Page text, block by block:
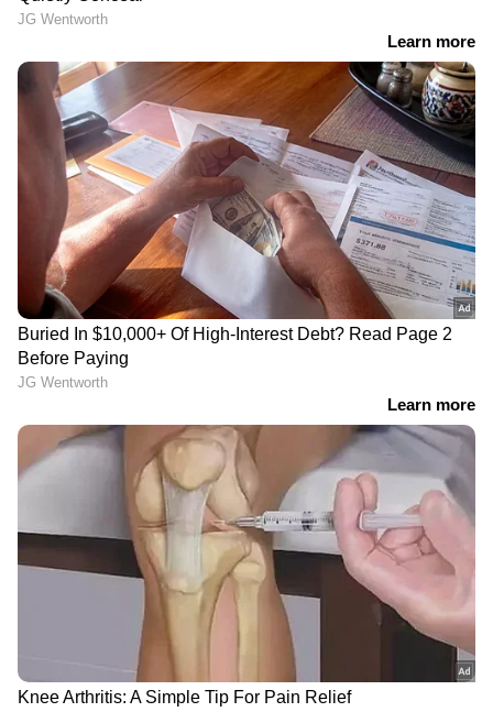
50 എംപി പ്രധാന ക്യാമറ, 12 എംപി ആള്‍ട്രാ-
വൈഡ്-ആംഗിള്‍ ലെന്‍സ്, 5.5x ഒപ്റ്റിക്കല്‍
സൂമോടെ 12 എംപി ടെലിഫോട്ടോ ലെന്‍സ്, 8
എംപി സെല്‍ഫി ക്യാമറ എന്നിവയാണ്
ഫോണിലുള്ളത്. പൂര്‍ണമായും
തുറന്നുവെക്കുമ്പോള്‍ 3.6 എംഎം മാത്രമാണ്
കനം വരിക എങ്കിലും 5600 എംഎഎച്ചിന്‍റെ
സിലികോണ്‍ കാര്‍ബണ്‍ ബാറ്ററി മികച്ച ചാര്‍ജ്
കനംകുറഞ്ഞ സ്മാര്‍ട്ട്ഫോണ്‍ ബാറ്ററിയാണ്
വാവെയ് മേറ്റ് എക്‌സ്‌ടിയില്‍
ഉള്‍പ്പെടുത്തിയിരിക്കുന്നത്. 66 വാട്ട്‌സ് ഫാസ്റ്റ്
വയേര്‍ഡ് ചാര്‍ജറും 50 വാട്ട്‌സ് വയര്‍ലെസ്
ചാര്‍ജറും ഫോണിനുണ്ട്. യുഎസ് നിരോധനം
ഉള്ളതിനാല്‍ സ്വന്തം ചിപ്‌സെറ്റിലാണ് മേറ്റ്
എക്‌സ്‌ടിയെയും വാവെയ്
അവതരിപ്പിച്ചിരിക്കുന്നത്.